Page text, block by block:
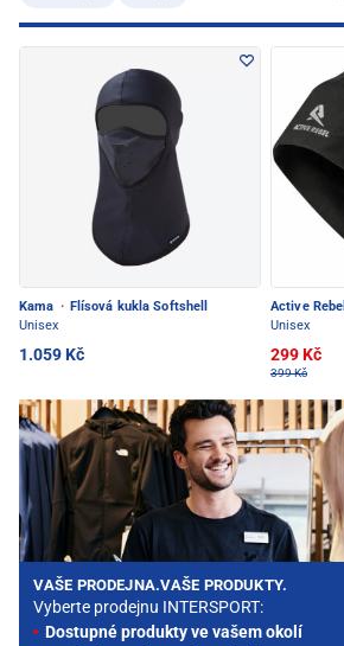
Kama · Flísová kukla Softshell
Unisex
1.059 Kč
Active Rebel
Unisex
299 Kč
399 Kč
VAŠE PRODEJNA.VAŠE PRODUKTY.
Vyberte prodejnu INTERSPORT:
Dostupné produkty ve vašem okolí